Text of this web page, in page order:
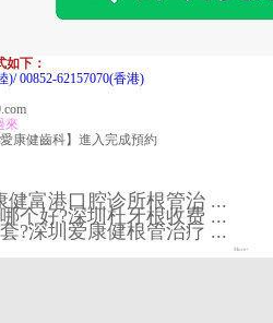
下：
)/ 00852-62157070(香港)
來
健齒科】進入完成預約
健富港口腔诊所根管治 ...
个好?深圳杜牙根收费 ...
?深圳爱康健根管治疗 ...
More+